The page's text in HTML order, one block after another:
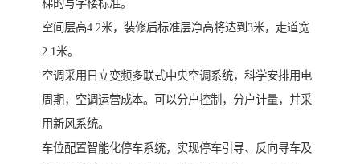
梯的写字楼标准。
空间层高4.2米，装修后标准层净高将达到3米，走道宽
2.1米。
空调采用日立变频多联式中央空调系统，科学安排用电
周期，空调运营成本。可以分户控制，分户计量，并采
用新风系统。
车位配置智能化停车系统，实现停车引导、反向寻车及